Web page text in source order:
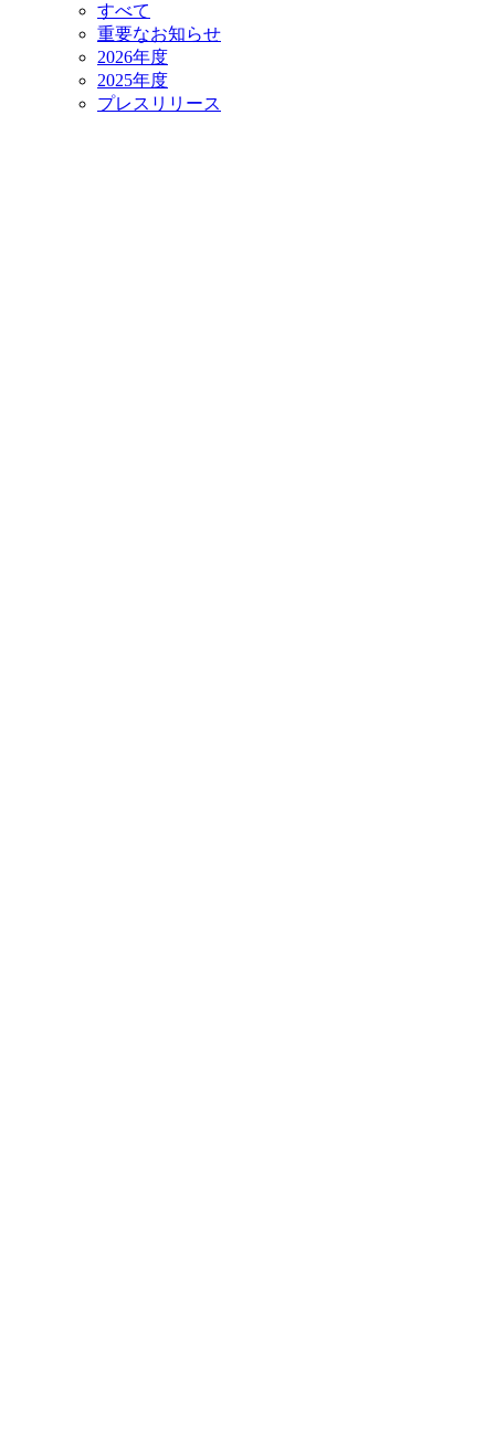
すべて
重要なお知らせ
2026年度
2025年度
プレスリリース